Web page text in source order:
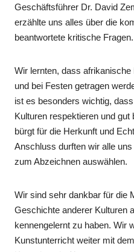
Geschäftsführer Dr. David
erzählte uns alles über die
beantwortete kritische Fragen.
Wir lernten, dass
und bei Festen getragen
ist es besonders wichtig,
Kulturen respektieren und gut
bürgt für die Herkunft und
Anschluss durften wir alle
zum Abzeichnen auswählen.
Wir sind sehr dankbar für die
Geschichte anderer Kulturen
kennengelernt zu haben. Wir
Kunstunterricht weiter mit